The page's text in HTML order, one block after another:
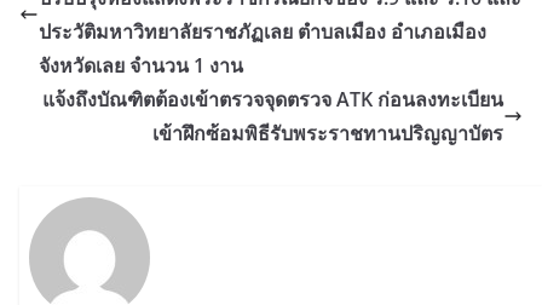
ประวัติมหาวิทยาลัยราชภัฏเลย ตำบลเมือง อำเภอเมือง
จังหวัดเลย จำนวน 1 งาน
แจ้งถึงบัณฑิตต้องเข้าตรวจจุดตรวจ ATK ก่อนลงทะเบียน
เข้าฝึกซ้อมพิธีรับพระราชทานปริญญาบัตร